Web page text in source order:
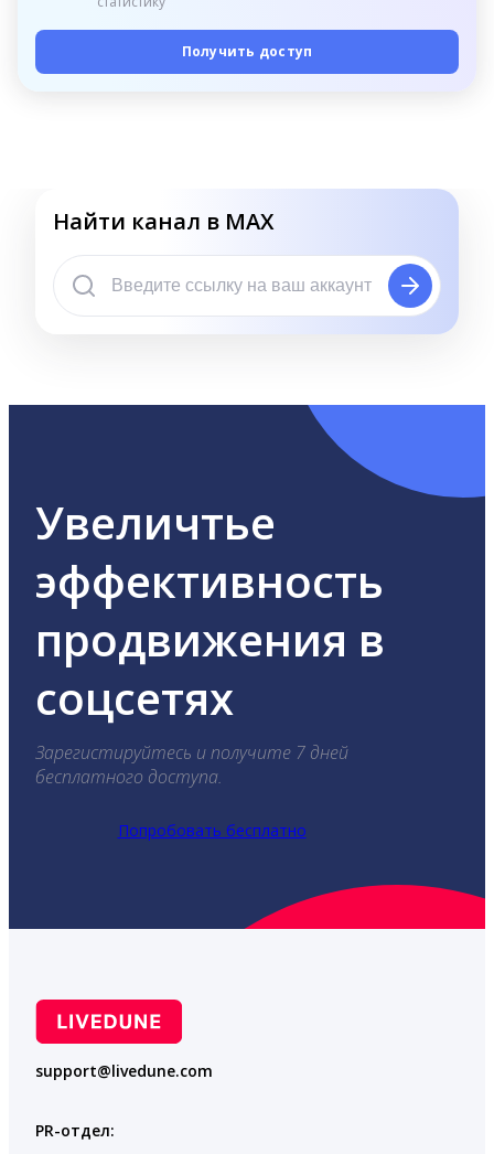
Получить доступ
Найти канал в MAX
Увеличтье
эффективность
продвижения в
соцсетях
Зарегистируйтесь и получите 7 дней
бесплатного доступа.
Попробовать бесплатно
support@livedune.com
PR-отдел: